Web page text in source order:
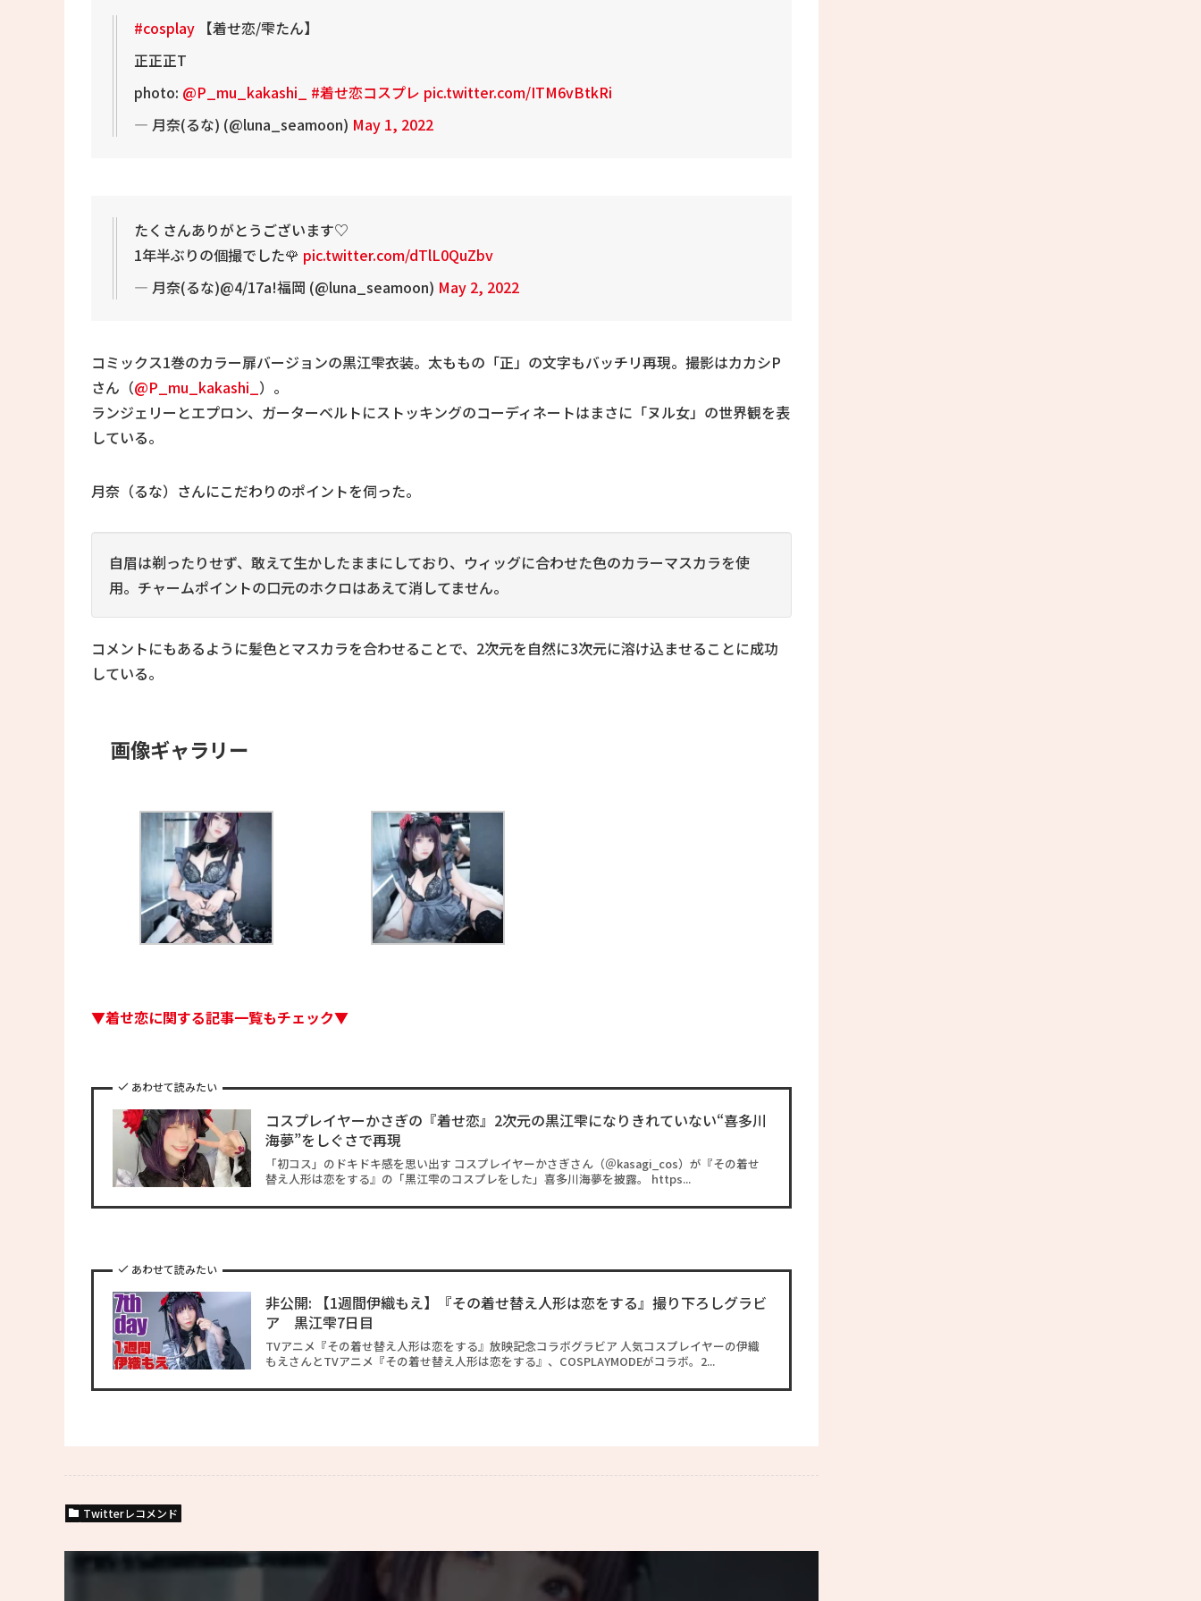
#cosplay 【着せ恋/雫たん】
正正正T
photo: @P_mu_kakashi_ #着せ恋コスプレ pic.twitter.com/ITM6vBtkRi
— 月奈(るな) (@luna_seamoon) May 1, 2022
たくさんありがとうございます♡
1年半ぶりの個撮でした🌹
pic.twitter.com/dTlL0QuZbv
— 月奈(るな)@4/17a!福岡 (@luna_seamoon) May 2, 2022
コミックス1巻のカラー扉バージョンの黒江雫衣装。太ももの「正」の文字もバッチリ再現。撮影はカカシP
さん（ @P_mu_kakashi_ ）。
ランジェリーとエプロン、ガーターベルトにストッキングのコーディネートはまさに「ヌル女」の世界観を表
している。
月奈（るな）さんにこだわりのポイントを伺った。
自眉は剃ったりせず、敢えて生かしたままにしており、ウィッグに合わせた色のカラーマスカラを使
用。チャームポイントの口元のホクロはあえて消してません。
コメントにもあるように髪色とマスカラを合わせることで、2次元を自然に3次元に溶け込ませることに成功
している。
画像ギャラリー
▼着せ恋に関する記事一覧もチェック▼
コスプレイヤーかさぎの『着せ恋』2次元の黒江雫になりきれていない“喜多川
海夢”をしぐさで再現
「初コス」のドキドキ感を思い出す コスプレイヤーかさぎさん（＠kasagi_cos）が『その着せ
替え人形は恋をする』の「黒江雫のコスプレをした」喜多川海夢を披露。 https...
非公開: 【1週間伊織もえ】『その着せ替え人形は恋をする』撮り下ろしグラビ
ア 黒江雫7日目
もえさんとTVアニメ『その着せ替え人形は恋をする』、COSPLAYMODEがコラボ。2...
Twitterレコメンド